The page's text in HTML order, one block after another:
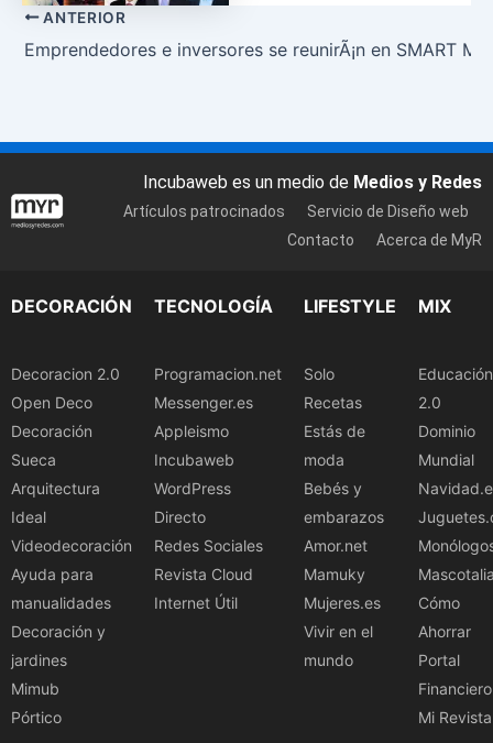
ANTERIOR
Emprendedores e inversores se reunirÃ¡n en SMART
Incubaweb es un medio de Medios y Redes
Artículos patrocinados
Servicio de Diseño web
Contacto
Acerca de MyR
DECORACIÓN
Decoracion 2.0
Open Deco
Decoración
Sueca
Arquitectura
Ideal
Videodecoración
Ayuda para
manualidades
Decoración y
jardines
Mimub
Pórtico
TECNOLOGÍA
Programacion.net
Messenger.es
Appleismo
Incubaweb
WordPress
Directo
Redes Sociales
Revista Cloud
Internet Útil
LIFESTYLE
Solo
Recetas
Estás de
moda
Bebés y
embarazos
Amor.net
Mamuky
Mujeres.es
Vivir en el
mundo
MIX
Educación
2.0
Dominio
Mundial
Cómo
Ahorrar
Portal
Financiero
Mi Revista